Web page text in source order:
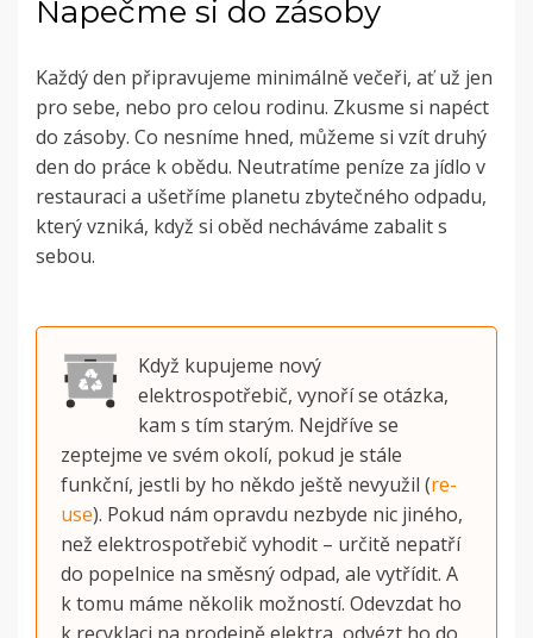
Napečme si do zásoby
Každý den připravujeme minimálně večeři, ať už jen
pro sebe, nebo pro celou rodinu. Zkusme si napéct
do zásoby. Co nesníme hned, můžeme si vzít druhý
den do práce k obědu. Neutratíme peníze za jídlo v
restauraci a ušetříme planetu zbytečného odpadu,
který vzniká, když si oběd necháváme zabalit s
sebou.
Když kupujeme nový
elektrospotřebič, vynoří se otázka,
kam s tím starým. Nejdříve se
zeptejme ve svém okolí, pokud je stále
funkční, jestli by ho někdo ještě nevyužil (re-
use). Pokud nám opravdu nezbyde nic jiného,
než elektrospotřebič vyhodit – určitě nepatří
do popelnice na směsný odpad, ale vytřídit. A
k tomu máme několik možností. Odevzdat ho